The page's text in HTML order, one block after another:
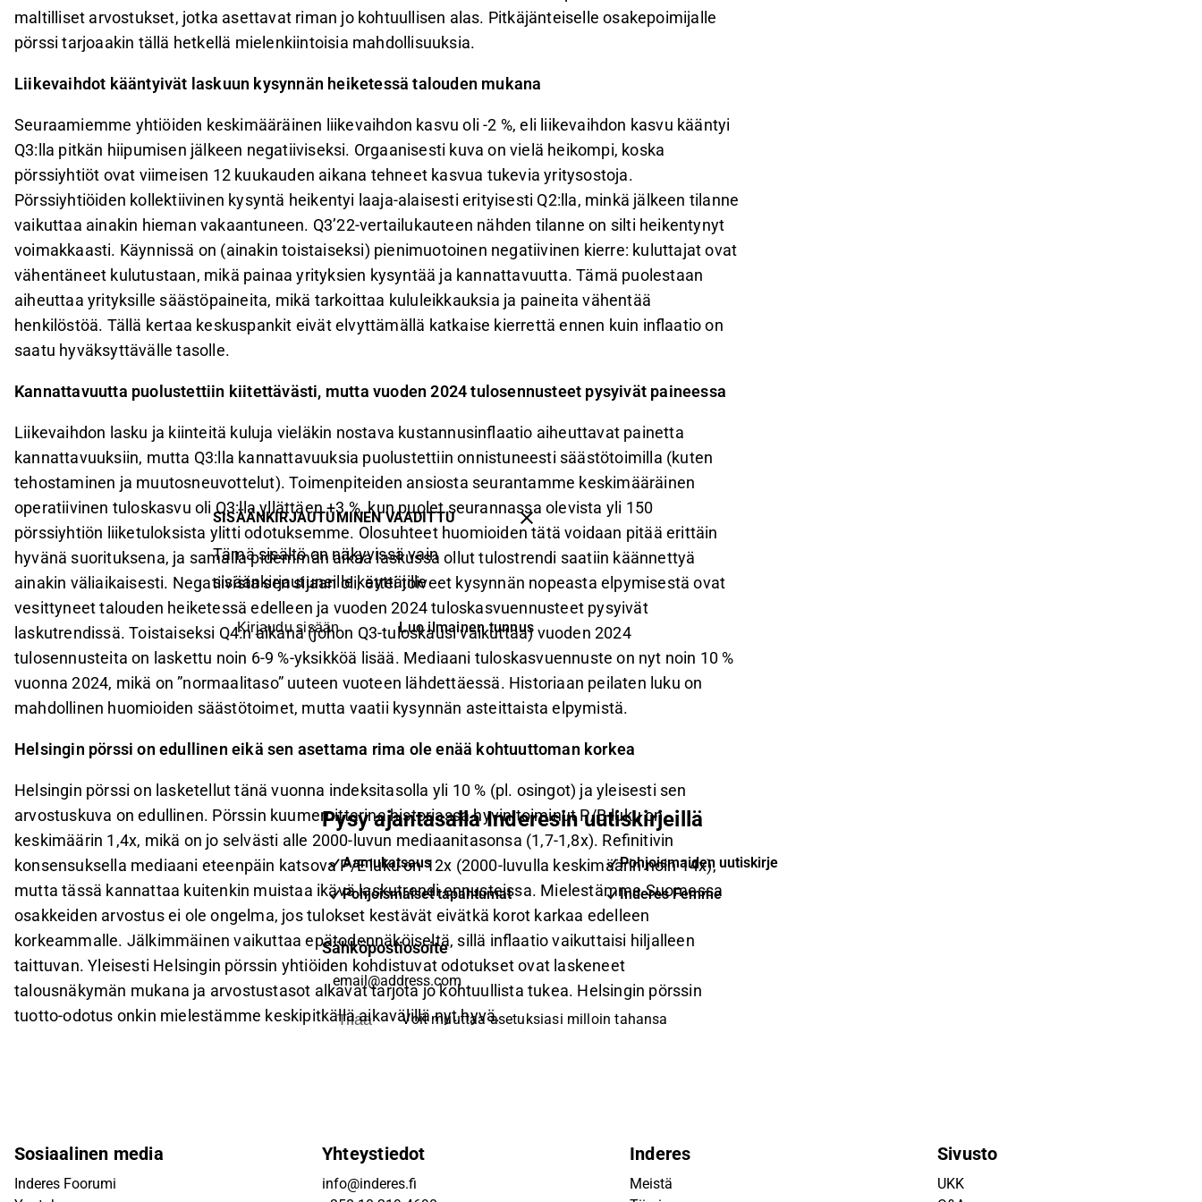
maltilliset arvostukset, jotka asettavat riman jo kohtuullisen alas. Pitkäjänteiselle osakepoimijalle
pörssi tarjoaakin tällä hetkellä mielenkiintoisia mahdollisuuksia.
Liikevaihdot kääntyivät laskuun kysynnän heiketessä talouden mukana
Seuraamiemme yhtiöiden keskimääräinen liikevaihdon kasvu oli -2 %, eli liikevaihdon kasvu kääntyi
Q3:lla pitkän hiipumisen jälkeen negatiiviseksi. Orgaanisesti kuva on vielä heikompi, koska
pörssiyhtiöt ovat viimeisen 12 kuukauden aikana tehneet kasvua tukevia yritysostoja.
Pörssiyhtiöiden kollektiivinen kysyntä heikentyi laaja-alaisesti erityisesti Q2:lla, minkä jälkeen tilanne
vaikuttaa ainakin hieman vakaantuneen. Q3’22-vertailukauteen nähden tilanne on silti heikentynyt
voimakkaasti. Käynnissä on (ainakin toistaiseksi) pienimuotoinen negatiivinen kierre: kuluttajat ovat
vähentäneet kulutustaan, mikä painaa yrityksien kysyntää ja kannattavuutta. Tämä puolestaan
aiheuttaa yrityksille säästöpaineita, mikä tarkoittaa kululeikkauksia ja paineita vähentää
henkilöstöä. Tällä kertaa keskuspankit eivät elvyttämällä katkaise kierrettä ennen kuin inflaatio on
saatu hyväksyttävälle tasolle.
Kannattavuutta puolustettiin kiitettävästi, mutta vuoden 2024 tulosennusteet pysyivät paineessa
Liikevaihdon lasku ja kiinteitä kuluja vieläkin nostava kustannusinflaatio aiheuttavat painetta
kannattavuuksiin, mutta Q3:lla kannattavuuksia puolustettiin onnistuneesti säästötoimilla (kuten
tehostaminen ja muutosneuvottelut). Toimenpiteiden ansiosta seurantamme keskimääräinen
operatiivinen tuloskasvu oli Q3:lla yllättäen +3 %, kun puolet seurannassa olevista yli 150
pörssiyhtiön liiketuloksista ylitti odotuksemme. Olosuhteet huomioiden tätä voidaan pitää erittäin
hyvänä suorituksena, ja samalla pidemmän aikaa laskussa ollut tulostrendi saatiin käännettyä
ainakin väliaikaisesti. Negatiivista sen sijaan oli, ettei toiveet kysynnän nopeasta elpymisestä ovat
vesittyneet talouden heiketessä edelleen ja vuoden 2024 tuloskasvuennusteet pysyivät
laskutrendissä. Toistaiseksi Q4:n aikana (johon Q3-tuloskausi vaikuttaa) vuoden 2024
tulosennusteita on laskettu noin 6-9 %-yksikköä lisää. Mediaani tuloskasvuennuste on nyt noin 10 %
vuonna 2024, mikä on ”normaalitaso” uuteen vuoteen lähdettäessä. Historiaan peilaten luku on
mahdollinen huomioiden säästötoimet, mutta vaatii kysynnän asteittaista elpymistä.
Helsingin pörssi on edullinen eikä sen asettama rima ole enää kohtuuttoman korkea
Helsingin pörssi on lasketellut tänä vuonna indeksitasolla yli 10 % (pl. osingot) ja yleisesti sen
arvostuskuva on edullinen. Pörssin kuumemittarina historiassa hyvin toiminut P/B-luku on
keskimäärin 1,4x, mikä on jo selvästi alle 2000-luvun mediaanitasonsa (1,7-1,8x). Refinitivin
konsensuksella mediaani eteenpäin katsova P/E luku on 12x (2000-luvulla keskimäärin noin 14x),
mutta tässä kannattaa kuitenkin muistaa ikävä laskutrendi ennusteissa. Mielestämme Suomessa
osakkeiden arvostus ei ole ongelma, jos tulokset kestävät eivätkä korot karkaa edelleen
korkeammalle. Jälkimmäinen vaikuttaa epätodennäköiseltä, sillä inflaatio vaikuttaisi hiljalleen
taittuvan. Yleisesti Helsingin pörssin yhtiöiden kohdistuvat odotukset ovat laskeneet
talousnäkymän mukana ja arvostustasot alkavat tarjota jo kohtuullista tukea. Helsingin pörssin
tuotto-odotus onkin mielestämme keskipitkällä aikavälillä nyt hyvä.
SISÄÄNKIRJAUTUMINEN VAADITTU
Tämä sisältö on näkyvissä vain
sisäänkirjautuneille käyttäjille
Kirjaudu sisään Luo ilmainen tunnus
Pysy ajantasalla Inderesin uutiskirjeillä
Aamukatsaus
Pohjoismaiden uutiskirje
Pohjoismaiset tapahtumat
Inderes Femme
Sähköpostiosoite
Tilaa Voit muuttaa asetuksiasi milloin tahansa
Sosiaalinen media
Inderes Foorumi
Yhteystiedot
info@inderes.fi
Inderes
Meistä
Sivusto
UKK